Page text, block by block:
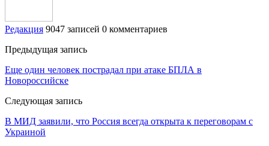
Редакция 9047 записей 0 комментариев
Предыдущая запись
Еще один человек пострадал при атаке БПЛА в
Новороссийске
Следующая запись
В МИД заявили, что Россия всегда открыта к переговорам с
Украиной